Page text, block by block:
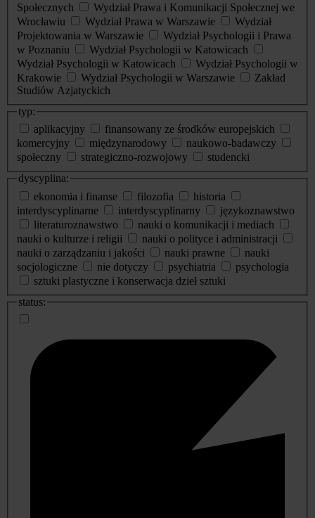
Społecznych
Wydział Prawa i Komunikacji Społecznej we
Wrocławiu
Wydział Prawa w Warszawie
Wydział
Projektowania w Warszawie
Wydział Psychologii i Prawa
w Poznaniu
Wydział Psychologii w Katowicach
Wydział Psychologii w Katowicach
Wydział Psychologii w
Krakowie
Wydział Psychologii w Warszawie
Zakład
Studiów Azjatyckich
typ:
aplikacyjny
finansowany ze środków europejskich
komercyjny
międzynarodowy
naukowo-badawczy
społeczny
strategiczno-rozwojowy
studencki
dyscyplina:
ekonomia i finanse
filozofia
historia
interdyscyplinarne
interdyscyplinarny
językoznawstwo
literaturoznawstwo
nauki o komunikacji i mediach
nauki o kulturze i religii
nauki o polityce i administracji
nauki o zarządzaniu i jakości
nauki prawne
nauki
socjologiczne
nie dotyczy psychiatria
psychologia
sztuki plastyczne i konserwacja dzieł sztuki
status: